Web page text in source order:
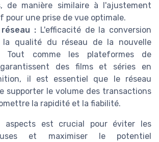
de manière similaire à l'ajustement
pour une prise de vue optimale.
: L'efficacité de la conversion
la qualité du réseau de la nouvelle
Tout comme les plateformes de
des films et séries en
il est essentiel que le réseau
supporter le volume des transactions
la rapidité et la fiabilité.
aspects est crucial pour éviter les
et maximiser le potentiel